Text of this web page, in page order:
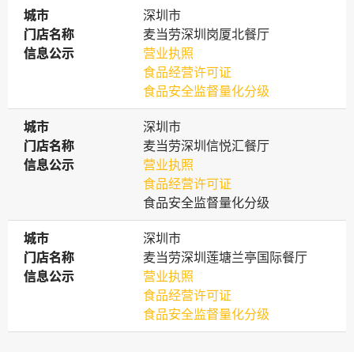
城市
城市
深圳市
门店名称
门店名称
麦当劳深圳岗厦北餐厅
信息公示
信息公示
营业执照
食品经营许可证
食品安全监督量化分级
城市
城市
深圳市
门店名称
门店名称
麦当劳深圳信悦汇餐厅
信息公示
信息公示
营业执照
食品经营许可证
食品安全监督量化分级
城市
城市
深圳市
门店名称
门店名称
麦当劳深圳莲塘兰亭国际餐厅
信息公示
信息公示
营业执照
食品经营许可证
食品安全监督量化分级